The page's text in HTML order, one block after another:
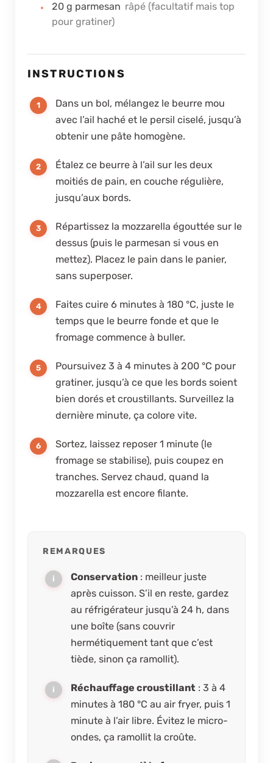
20 g parmesan râpé (facultatif mais top
pour gratiner)
INSTRUCTIONS
Dans un bol, mélangez le beurre mou
avec l’ail haché et le persil ciselé, jusqu’à
obtenir une pâte homogène.
Étalez ce beurre à l’ail sur les deux
moitiés de pain, en couche régulière,
jusqu’aux bords.
Répartissez la mozzarella égouttée sur le
dessus (puis le parmesan si vous en
mettez). Placez le pain dans le panier,
sans superposer.
Faites cuire 6 minutes à 180 °C, juste le
temps que le beurre fonde et que le
fromage commence à buller.
Poursuivez 3 à 4 minutes à 200 °C pour
gratiner, jusqu’à ce que les bords soient
bien dorés et croustillants. Surveillez la
dernière minute, ça colore vite.
Sortez, laissez reposer 1 minute (le
fromage se stabilise), puis coupez en
tranches. Servez chaud, quand la
mozzarella est encore filante.
REMARQUES
Conservation : meilleur juste
après cuisson. S’il en reste, gardez
au réfrigérateur jusqu’à 24 h, dans
une boîte (sans couvrir
hermétiquement tant que c’est
tiède, sinon ça ramollit).
Réchauffage croustillant : 3 à 4
minutes à 180 °C au air fryer, puis 1
minute à l’air libre. Évitez le micro-
ondes, ça ramollit la croûte.